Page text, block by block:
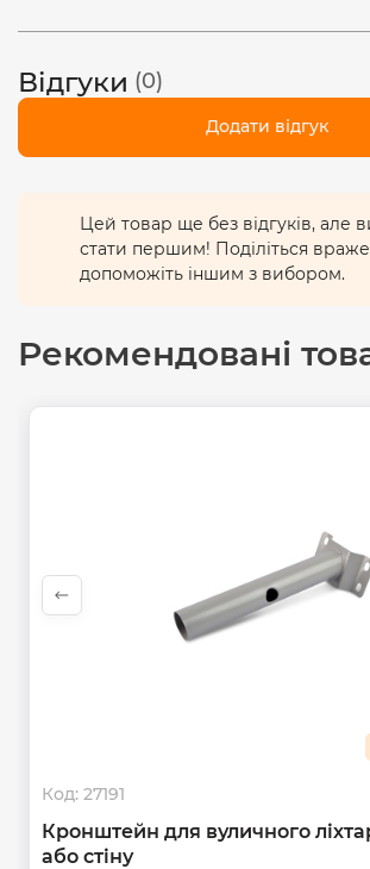
Відгуки (0)
Додати відгук
Цей товар ще без відгуків, але
стати першим! Поділіться
допоможіть іншим з вибором.
Рекомендовані
Код: 27191
Кронштейн для вуличного
або стіну